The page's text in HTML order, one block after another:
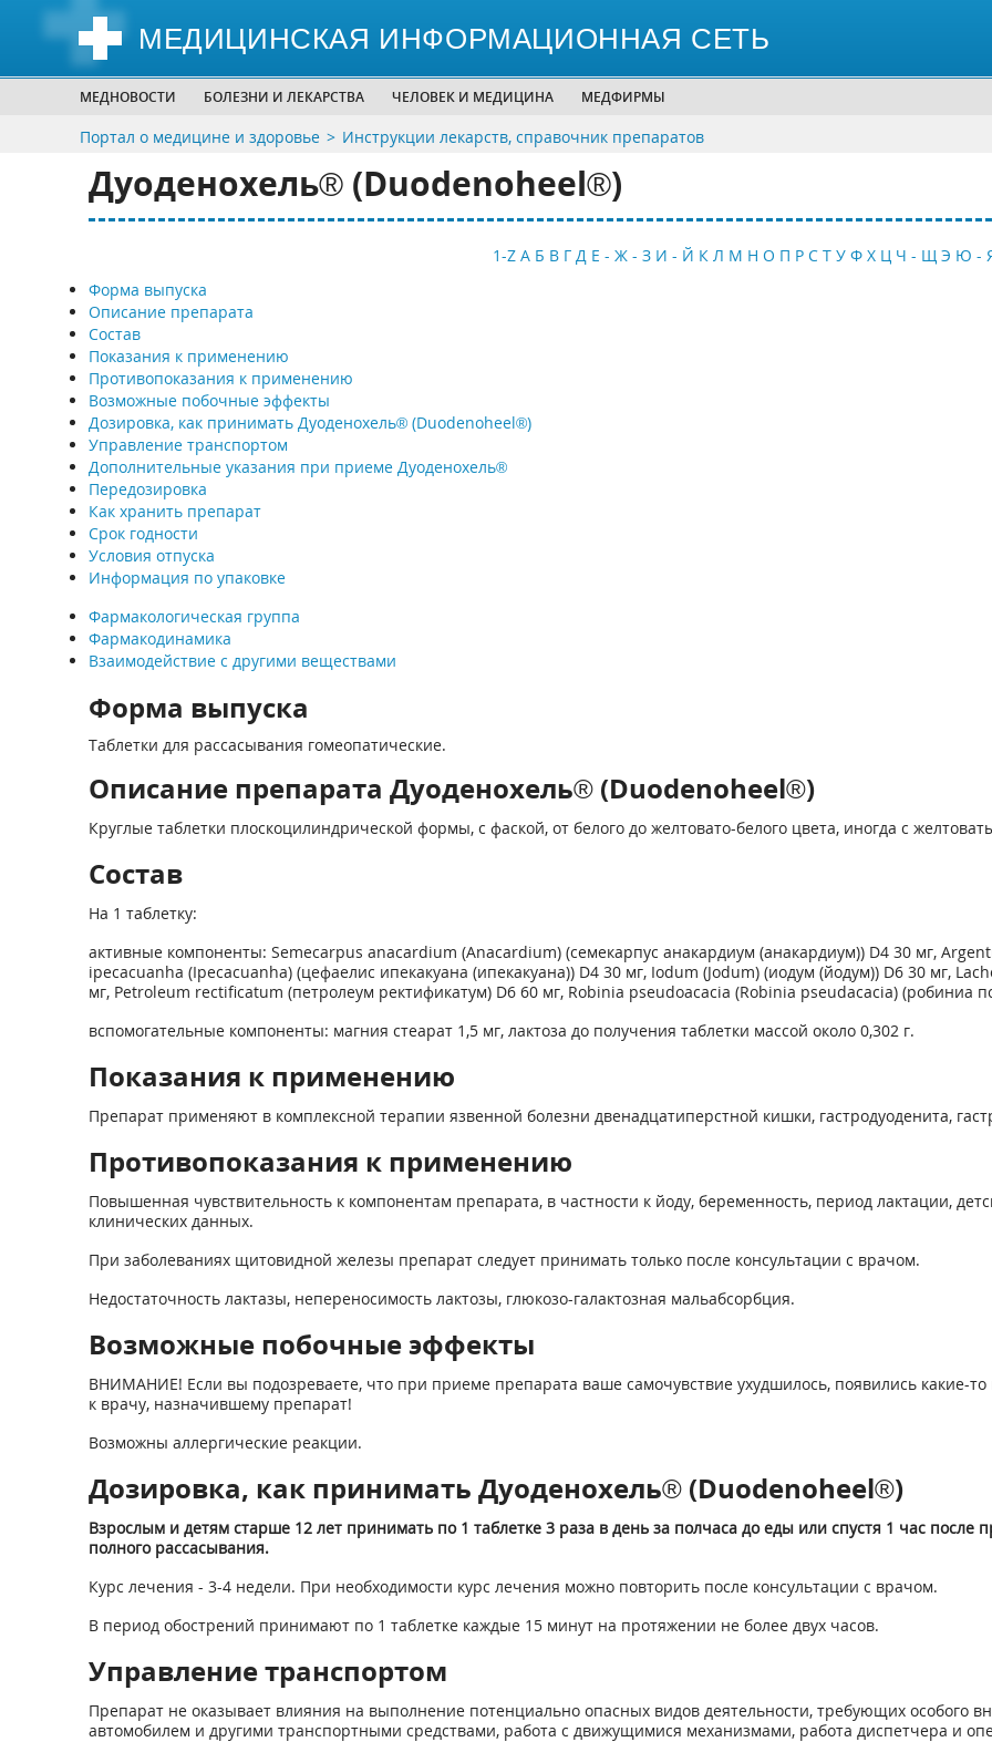
МЕДИЦИНСКАЯ ИНФОРМАЦИОННАЯ СЕТЬ
МЕДНОВОСТИ БОЛЕЗНИ И ЛЕКАРСТВА ЧЕЛОВЕК И МЕДИЦИНА МЕДФИРМЫ
Портал о медицине и здоровье Инструкции лекарств, справочник препаратов
Дуоденохель® (Duodenoheel®)
1-Z А Б В Г Д Е - Ж - З И - Й К Л М Н О П Р С Т У Ф Х Ц Ч - Щ Э Ю -
Форма выпуска
Описание препарата
Состав
Показания к применению
Противопоказания к применению
Возможные побочные эффекты
Дозировка, как принимать Дуоденохель® (Duodenoheel®)
Управление транспортом
Дополнительные указания при приеме Дуоденохель®
Передозировка
Как хранить препарат
Срок годности
Условия отпуска
Информация по упаковке
Фармакологическая группа
Фармакодинамика
Взаимодействие с другими веществами
Форма выпуска
Таблетки для рассасывания гомеопатические.
Описание препарата Дуоденохель® (Duodenoheel®)
Круглые таблетки плоскоцилиндрической формы, с фаской, от белого до желтовато-белого цвета, иногда с
Состав
На 1 таблетку:
активные компоненты: Semecarpus anacardium (Anacardium) (семекарпус анакардиум (анакардиум)) D4 30 мг,
ipecacuanha (Ipecacuanha) (цефаелис ипекакуана (ипекакуана)) D4 30 мг, Iodum (Jodum) (иодум (йодум)) D6 30 мг,
мг, Petroleum rectificatum (петролеум ректификатум) D6 60 мг, Robinia pseudoacacia (Robinia pseudacacia) (робиниа
вспомогательные компоненты: магния стеарат 1,5 мг, лактоза до получения таблетки массой около 0,302 г.
Показания к применению
Препарат применяют в комплексной терапии язвенной болезни двенадцатиперстной кишки, гастродуоденита,
Противопоказания к применению
Повышенная чувствительность к компонентам препарата, в частности к йоду, беременность, период лактации,
клинических данных.
При заболеваниях щитовидной железы препарат следует принимать только после консультации с врачом.
Недостаточность лактазы, непереносимость лактозы, глюкозо-галактозная мальабсорбция.
Возможные побочные эффекты
ВНИМАНИЕ! Если вы подозреваете, что при приеме препарата ваше самочувствие ухудшилось, появились какие-
к врачу, назначившему препарат!
Возможны аллергические реакции.
Дозировка, как принимать Дуоденохель® (Duodenoheel®)
Взрослым и детям старше 12 лет принимать по 1 таблетке 3 раза в день за полчаса до еды или спустя 1 час после
полного рассасывания.
Курс лечения - 3-4 недели. При необходимости курс лечения можно повторить после консультации с врачом.
В период обострений принимают по 1 таблетке каждые 15 минут на протяжении не более двух часов.
Управление транспортом
Препарат не оказывает влияния на выполнение потенциально опасных видов деятельности, требующих особого
автомобилем и другими транспортными средствами, работа с движущимися механизмами, работа диспетчера и